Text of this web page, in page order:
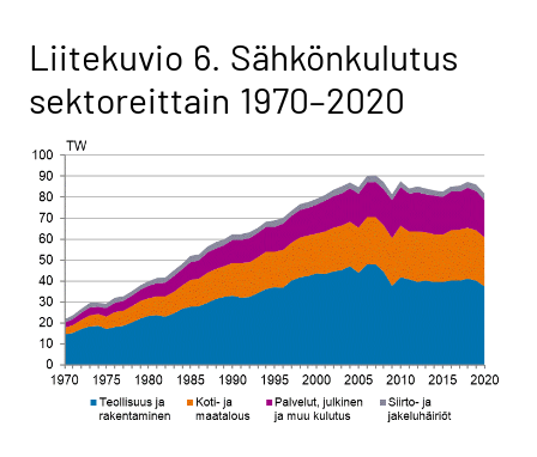
Liitekuvio 6. Sähkönkulutus
sektoreittain 1970–2020